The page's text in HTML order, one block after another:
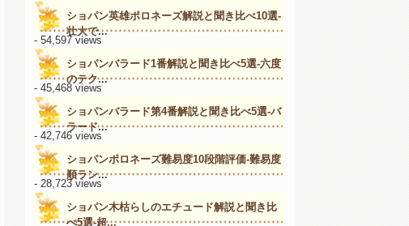
ショパン英雄ポロネーズ解説と聞き比べ10選-
壮大で...
- 54,597 views
ショパンバラード1番解説と聞き比べ5選-六度
のテク...
- 45,468 views
ショパンバラード第4番解説と聞き比べ5選-バ
ラード...
- 42,746 views
ショパンポロネーズ難易度10段階評価-難易度
順ラン...
- 28,723 views
ショパン木枯らしのエチュード解説と聞き比
べ5選-超...